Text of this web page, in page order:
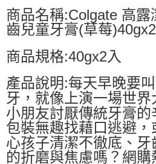
商品名稱:Colgate 高
齒兒童牙膏(草莓
商品規格:40gx2入
產品說明:每天早晚要
牙，就像上演一場世
小朋友討厭傳統牙膏
包裝無趣找藉口逃避
心孩子清潔不徹底、
的折磨與焦慮嗎？網